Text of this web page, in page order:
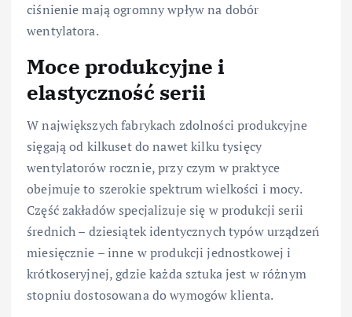
ciśnienie mają ogromny wpływ na dobór
wentylatora.
Moce produkcyjne i
elastyczność serii
W największych fabrykach zdolności produkcyjne
sięgają od kilkuset do nawet kilku tysięcy
wentylatorów rocznie, przy czym w praktyce
obejmuje to szerokie spektrum wielkości i mocy.
Część zakładów specjalizuje się w produkcji serii
średnich – dziesiątek identycznych typów urządzeń
miesięcznie – inne w produkcji jednostkowej i
krótkoseryjnej, gdzie każda sztuka jest w różnym
stopniu dostosowana do wymogów klienta.